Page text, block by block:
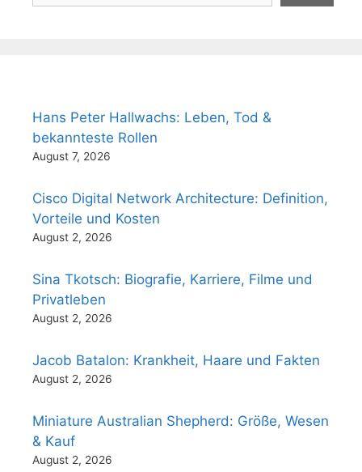
Hans Peter Hallwachs: Leben, Tod &
bekannteste Rollen
August 7, 2026
Cisco Digital Network Architecture: Definition,
Vorteile und Kosten
August 2, 2026
Sina Tkotsch: Biografie, Karriere, Filme und
Privatleben
August 2, 2026
Jacob Batalon: Krankheit, Haare und Fakten
August 2, 2026
Miniature Australian Shepherd: Größe, Wesen
& Kauf
August 2, 2026